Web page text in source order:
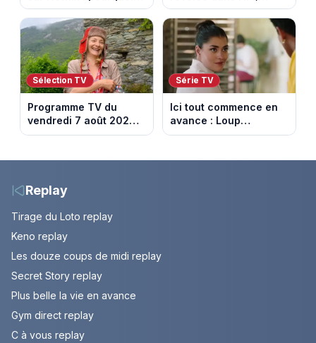
série n’a rien perdu de
son pouvoir
lance une cagnotte
après des difficultés
financières
Sélection TV
Programme TV du
vendredi 7 août 2026 :
notre sélection pour
Série TV
Ici tout commence en
avance : Loup
découvre la trahison
10 août 2026 (spoiler)
Replay
Tirage du Loto replay
Keno replay
Les douze coups de midi replay
Secret Story replay
Plus belle la vie en avance
Gym direct replay
C à vous replay